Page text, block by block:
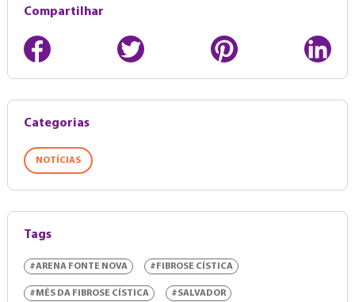
Compartilhar
Categorias
NOTÍCIAS
Tags
#ARENA FONTE NOVA #FIBROSE CÍSTICA
#MÊS DA FIBROSE CÍSTICA #SALVADOR